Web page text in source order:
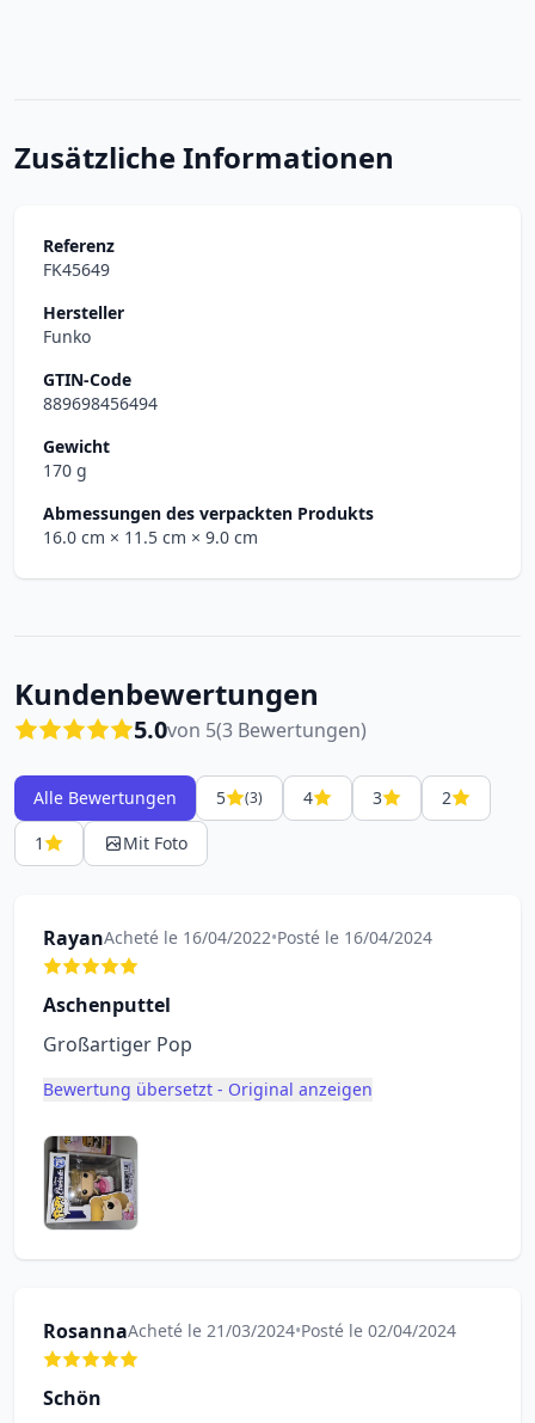
Zusätzliche Informationen
Referenz
FK45649
Hersteller
Funko
GTIN-Code
889698456494
Gewicht
170 g
Abmessungen des verpackten Produkts
16.0 cm × 11.5 cm × 9.0 cm
Kundenbewertungen
5.0von 5(3 Bewertungen)
Alle Bewertungen 5 (3) 4 3
2
1
Mit Foto
RayanAcheté le 16/04/2022•Posté le 16/04/2024
Aschenputtel
Großartiger Pop
Bewertung übersetzt - Original anzeigen
RosannaAcheté le 21/03/2024•Posté le 02/04/2024
Schön